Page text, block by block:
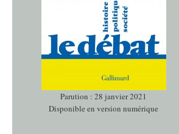
Parution : 28 janvier 2021
Disponible en version numérique